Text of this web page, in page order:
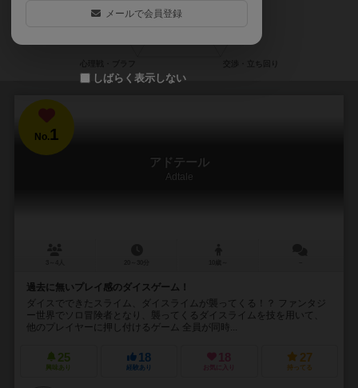
No.1
アドテール
Adtale
過去に無いプレイ感のダイスゲーム！
ダイスでできたスライム、ダイスライムが襲ってくる！？ ファンタジ
ー世界でソロ冒険者となり、襲ってくるダイスライムを技を用いて、
他のプレイヤーに押し付けるゲーム 全員が同時...
25
興味あり
18
経験あり
18
お気に入り
27
持ってる
メールで会員登録
しばらく表示しない